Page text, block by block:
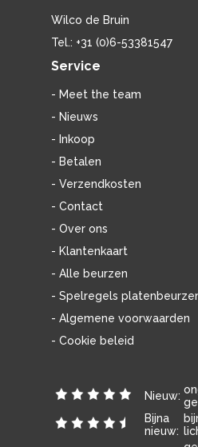
Wilco de Bruin
Tel.: +31 (0)6-53381547
Service
- Meet the team
- Nieuws
- Inkoop
- Betalen
- Verzendkosten
- Contact
- Over ons
- Klantenkaart
- Alle beurzen
- Spelregels
- Algemene voorwaarden
- Cookie beleid
Nieuw:
Bijna
nieuw: